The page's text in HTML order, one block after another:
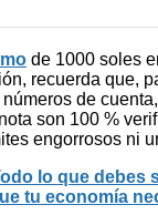
de 1000 soles
recuerda que,
de
son 100 %
engorrosos ni
lo que debes
tu economía